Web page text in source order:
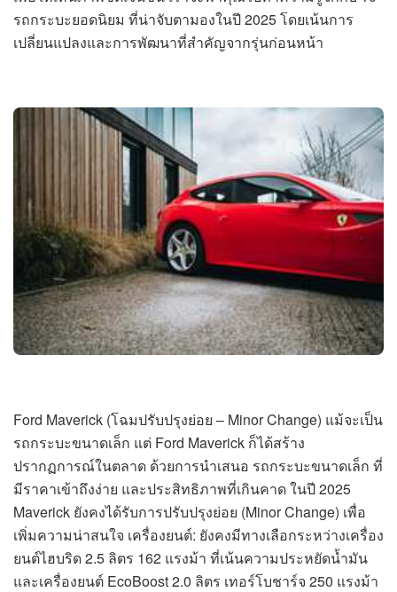
รถกระบะยอดนิยม ที่น่าจับตามองในปี 2025 โดยเน้นการ
เปลี่ยนแปลงและการพัฒนาที่สำคัญจากรุ่นก่อนหน้า
Ford Maverick (โฉมปรับปรุงย่อย – Minor Change) แม้จะเป็น
รถกระบะขนาดเล็ก แต่ Ford Maverick ก็ได้สร้าง
ปรากฏการณ์ในตลาด ด้วยการนำเสนอ รถกระบะขนาดเล็ก ที่
มีราคาเข้าถึงง่าย และประสิทธิภาพที่เกินคาด ในปี 2025
Maverick ยังคงได้รับการปรับปรุงย่อย (Minor Change) เพื่อ
เพิ่มความน่าสนใจ เครื่องยนต์: ยังคงมีทางเลือกระหว่างเครื่อง
ยนต์ไฮบริด 2.5 ลิตร 162 แรงม้า ที่เน้นความประหยัดน้ำมัน
และเครื่องยนต์ EcoBoost 2.0 ลิตร เทอร์โบชาร์จ 250 แรงม้า